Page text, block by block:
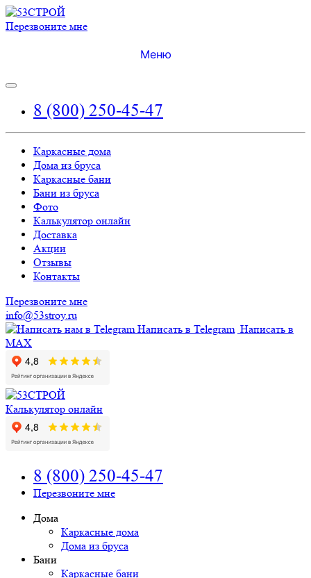
Перезвоните мне
Меню
8 (800) 250-45-47
Каркасные дома
Дома из бруса
Каркасные бани
Бани из бруса
Фото
Калькулятор онлайн
Доставка
Акции
Отзывы
Контакты
Перезвоните мне
info@53stroy.ru
Написать в Telegram Написать в
MAX
Калькулятор онлайн
8 (800) 250-45-47
Перезвоните мне
Дома
Каркасные дома
Дома из бруса
Бани
Каркасные бани